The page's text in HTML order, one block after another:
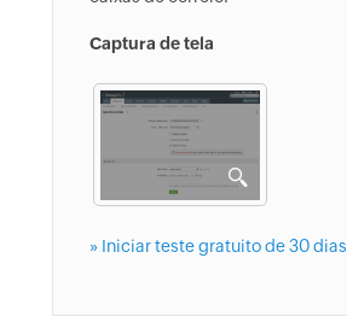
Captura de tela
» Iniciar teste gratuito de 30 dias